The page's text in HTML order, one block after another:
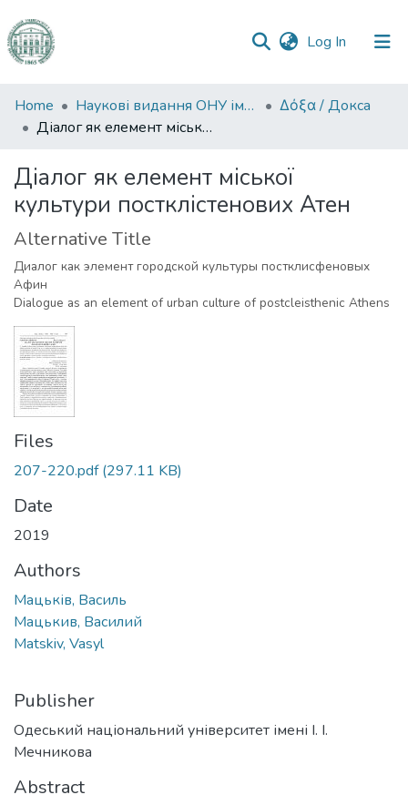
Log In (current)
Communities
&
All of DSpace
Statistics
Home Наукові видання ОНУ імені І. І. Мечникова
Δόξα / Докса
Діалог як елемент міської культури постклістенових Атен
Діалог як елемент міської
культури постклістенових Атен
Alternative Title
Диалог как элемент городской культуры постклисфеновых
Афин
Dialogue as an element of urban culture of postcleisthenic Athens
Files
207-220.pdf(297.11 KB)
Date
2019
Authors
Мацьків, Василь
Мацькив, Василий
Matskiv, Vasyl
Publisher
Одеський національний університет імені І. І.
Мечникова
Abstract